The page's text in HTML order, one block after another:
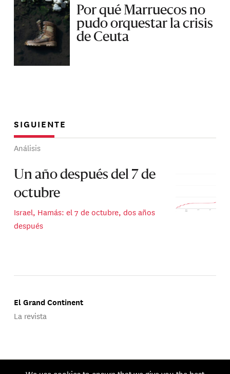
Por qué Marruecos no
pudo orquestar la crisis
de Ceuta
SIGUIENTE
Análisis
Un año después del 7 de
octubre
Israel, Hamás: el 7 de octubre, dos años
después
El Grand Continent
La revista